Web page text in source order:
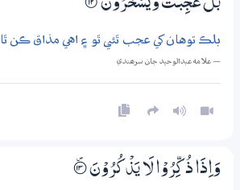
بَلْ عَـجِبْتَ وَيَسْخَرُوْنَ ۝۠12
بلڪ توهان کي عجب ٿئي ٿو ۽ اهي مذاق ڪن ٿا
— علامه عبدالوحيد جان سرھندي
وَاِذَا ذُكِّرُوْا لَا يَذْكُرُوْنَ ؀۠13